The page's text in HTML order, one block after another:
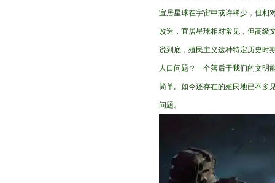
宜居星球在宇宙中或许稀少，但相
改造，宜居星球相对常见，但高级
说到底，殖民主义这种特定历史时
人口问题？一个落后于我们的文明
简单。如今还存在的殖民地已不多
问题。